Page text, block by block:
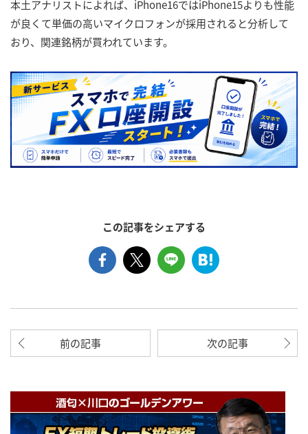
本土アナリストによれば、iPhone16ではiPhone15よりも性能
が良くて単価の高いマイクロフォンが採用されると分析して
おり、関連銘柄が買われています。
この記事をシェアする
前の記事 次の記事